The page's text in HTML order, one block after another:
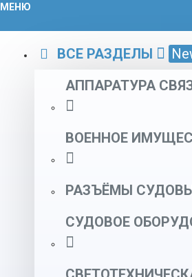
МЕНЮ
ВСЕ РАЗДЕЛЫ
АППАРАТУРА
ВОЕННОЕ
РАЗЪЁМЫ
СУДОВОЕ